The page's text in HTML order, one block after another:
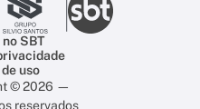
SBT
uso
© 2026 —
reservados